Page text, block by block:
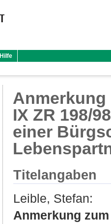
Hilfe
Anmerkung
IX ZR 198/
einer
Titelangaben
Leible, Stefan:
Anmerkung